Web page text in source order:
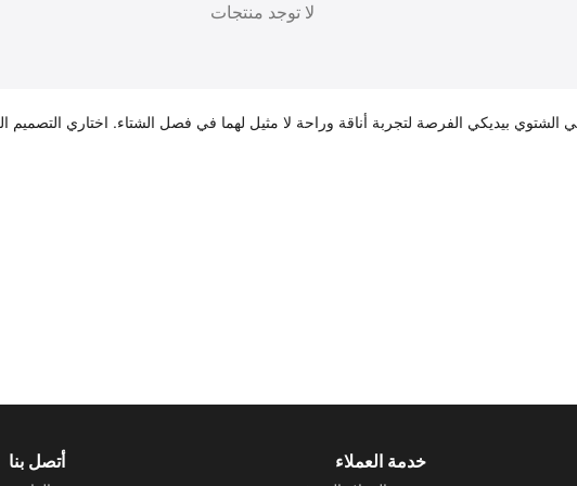
لا توجد منتجات
بيديكي الفرصة لتجربة أناقة وراحة لا مثيل لهما في فصل الشتاء. اختاري التصميم
خدمة العملاء أتصل بنا